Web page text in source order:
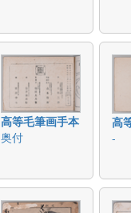
高等毛筆画手本
奥付
高
-